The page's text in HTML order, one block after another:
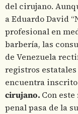
del cirujano.
a Eduardo David
profesional en
barbería, las
de Venezuela
registros
encuentra inscrito
cirujano. Con
penal pasa de la